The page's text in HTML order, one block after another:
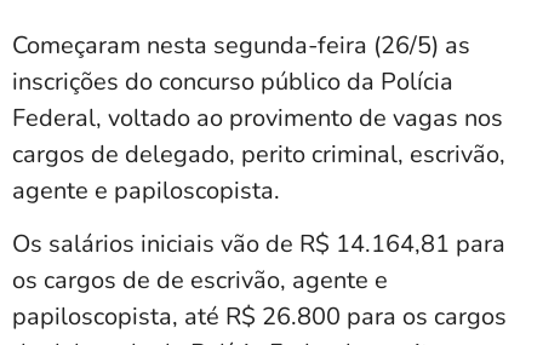
Começaram nesta segunda-feira (26/5) as
inscrições do concurso público da Polícia
Federal, voltado ao provimento de vagas nos
cargos de delegado, perito criminal, escrivão,
agente e papiloscopista.
Os salários iniciais vão de R$ 14.164,81 para
os cargos de de escrivão, agente e
papiloscopista, até R$ 26.800 para os cargos